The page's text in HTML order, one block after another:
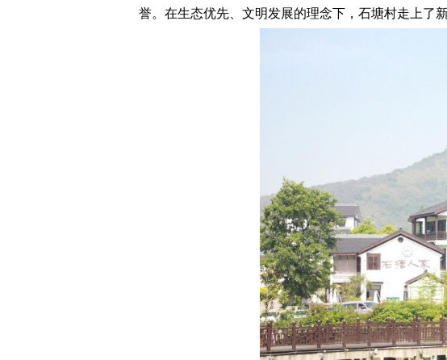
誉。在生态优先、文明发展的理念下，石塘村走上了